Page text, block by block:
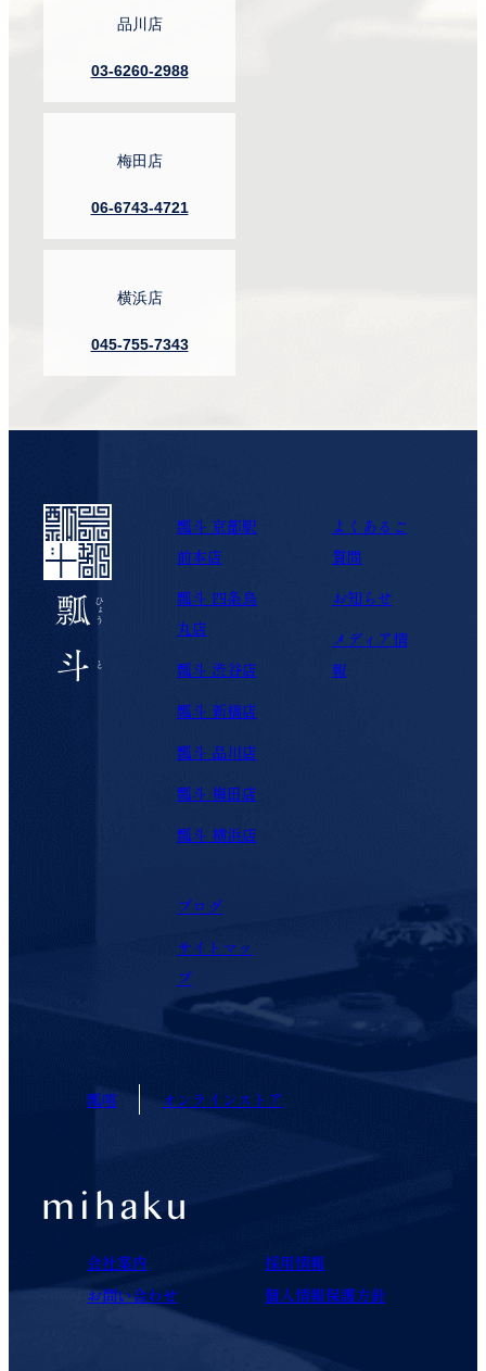
品川店
03-6260-2988
梅田店
06-6743-4721
横浜店
045-755-7343
瓢斗 京都駅
前本店
瓢斗 四条烏
丸店
瓢斗 渋谷店
瓢斗 新橋店
瓢斗 品川店
瓢斗 梅田店
瓢斗 横浜店
よくあるご
質問
お知らせ
メディア情
報
ブログ
サイトマッ
プ
瓢嘻 オンラインストア
会社案内
採用情報
お問い合わせ
個人情報保護方針